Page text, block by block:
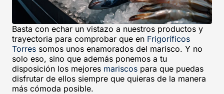
Basta con echar un vistazo a nuestros productos y
trayectoria para comprobar que en Frigoríficos
Torres somos unos enamorados del marisco. Y no
solo eso, sino que además ponemos a tu
disposición los mejores mariscos para que puedas
disfrutar de ellos siempre que quieras de la manera
más cómoda posible.